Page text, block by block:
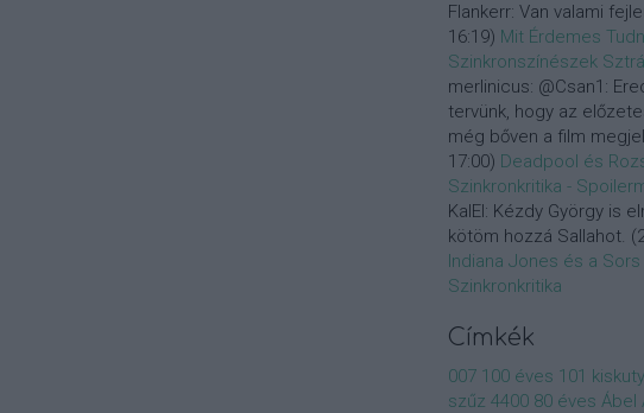
Flankerr: Van valami
16:19) Mit Érdemes
Szinkronszínészek
merlinicus: @Csan1:
tervünk, hogy az
még bőven a film
17:00) Deadpool és
Szinkronkritika -
KalEl: Kézdy György is
kötöm hozzá Sallahot. (
Indiana Jones és a
Szinkronkritika
Címkék
007 100 éves 101
szűz 4400 80 éves Ábel